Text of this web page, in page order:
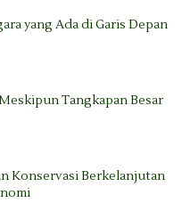
yang Ada di Garis Depan
Tangkapan Besar
Konservasi Berkelanjutan